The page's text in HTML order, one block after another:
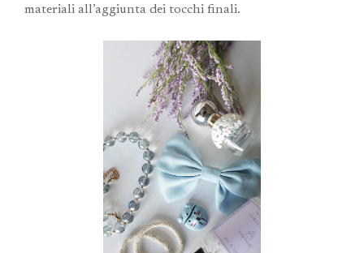
materiali all’aggiunta dei tocchi finali.